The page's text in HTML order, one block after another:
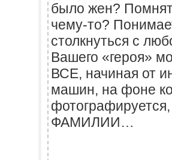
было жен? Помнят
чему-то?
столкнуться с
Вашего «героя»
ВСЕ, начиная от
машин, на фоне
ФАМИЛИИ…